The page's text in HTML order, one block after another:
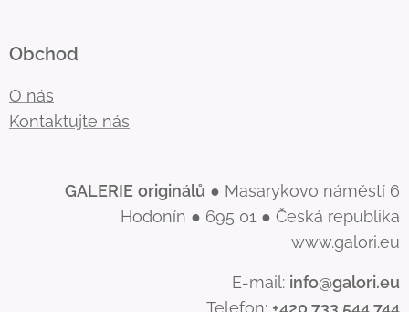
Obchod
O nás
Kontaktujte nás
GALERIE originálů ● Masarykovo náměstí 6
Hodonín ● 695 01 ● Česká republika
www.galori.eu
E-mail: info@galori.eu
Telefon: +420 733 544 744